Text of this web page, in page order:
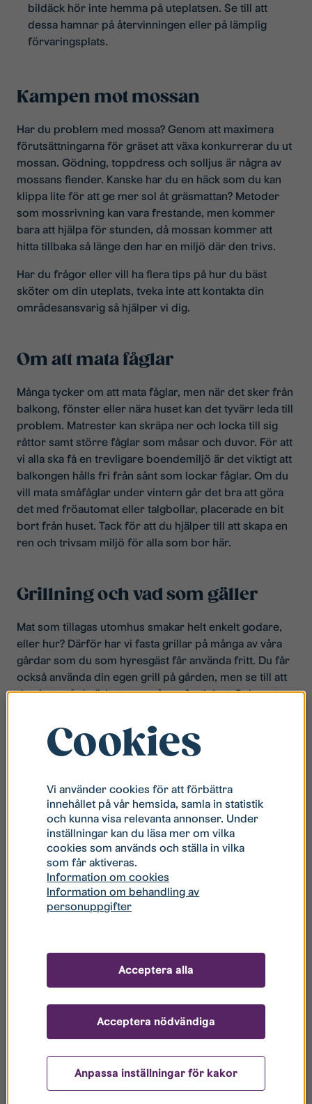
bildäck hör inte hemma på uteplatsen. Se till att
dessa hamnar på återvinningen eller på lämplig
förvaringsplats.
Kampen mot mossan
Har du problem med mossa? Genom att maximera
förutsättningarna för gräset att växa konkurrerar du ut
mossan. Gödning, toppdress och solljus är några av
mossans fiender. Kanske har du en häck som du kan
klippa lite för att ge mer sol åt gräsmattan? Metoder
som mossrivning kan vara frestande, men kommer
bara att hjälpa för stunden, då mossan kommer att
hitta tillbaka så länge den har en miljö där den trivs.
Har du frågor eller vill ha flera tips på hur du bäst
sköter om din uteplats, tveka inte att kontakta din
områdesansvarig så hjälper vi dig.
Om att mata fåglar
Många tycker om att mata fåglar, men när det sker från
balkong, fönster eller nära huset kan det tyvärr leda till
problem. Matrester kan skräpa ner och locka till sig
råttor samt större fåglar som måsar och duvor. För att
vi alla ska få en trevligare boendemiljö är det viktigt att
balkongen hålls fri från sånt som lockar fåglar. Om du
vill mata småfåglar under vintern går det bra att göra
det med fröautomat eller talgbollar, placerade en bit
bort från huset. Tack för att du hjälper till att skapa en
ren och trivsam miljö för alla som bor här.
Grillning och vad som gäller
Mat som tillagas utomhus smakar helt enkelt godare,
eller hur? Därför har vi fasta grillar på många av våra
gårdar som du som hyresgäst får använda fritt. Du får
också använda din egen grill på gården, men se till att
den inte står i närheten av någon fastighet. Och prata
Vill du grilla på din egen balkong? Javisst, men bara
också alltid att dina grannar inte störs. Annars är det
gården som gäller.
Viktiga grilltips
Lämna aldrig en tänd grill obevakad.
Ha tillgång till vatten så att du kan släcka grillen.
För din och andras säkerhet, använd tändrör,
tändklossar eller tändpapper. Spruta aldrig
tändvätska eller T-röd på glöden eftersom risken att
bränna sig allvarligt är stor.
Dubbelkolla att grillen verkligen är släckt innan du
Vänta till dagen efter med att tömma ut askan, då är
du säker på att glöden slocknat.
Cookies
Vi använder cookies för att förbättra
innehållet på vår hemsida, samla in statistik
och kunna visa relevanta annonser. Under
inställningar kan du läsa mer om vilka
cookies som används och ställa in vilka
som får aktiveras.
Information om cookies
Information om behandling av
personuppgifter
Anpassa inställningar för kakor
Acceptera nödvändiga
Acceptera alla